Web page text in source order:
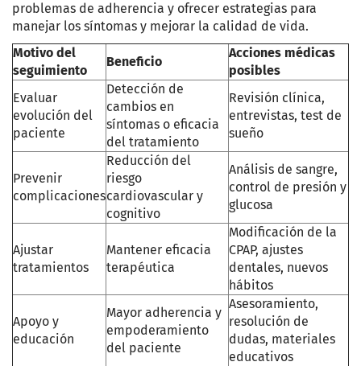
problemas de adherencia y ofrecer estrategias para
manejar los síntomas y mejorar la calidad de vida.
Motivo del
seguimiento
Beneficio
Acciones médicas
posibles
Evaluar
evolución del
paciente
Detección de
cambios en
síntomas o eficacia
del tratamiento
Revisión clínica,
entrevistas, test de
sueño
Prevenir
complicaciones
Reducción del
riesgo
cardiovascular y
cognitivo
Análisis de sangre,
control de presión y
glucosa
Ajustar
tratamientos
Mantener eficacia
terapéutica
Modificación de la
CPAP, ajustes
dentales, nuevos
hábitos
Apoyo y
educación
Mayor adherencia y
empoderamiento
del paciente
Asesoramiento,
resolución de
dudas, materiales
educativos